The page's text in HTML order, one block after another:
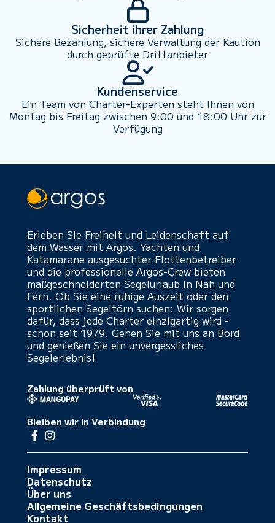
Sicherheit ihrer Zahlung
Sichere Bezahlung, sichere Verwaltung der Kaution
durch geprüfte Drittanbieter
Kundenservice
Ein Team von Charter-Experten steht Ihnen von
Montag bis Freitag zwischen 9:00 und 18:00 Uhr zur
Verfügung
Erleben Sie Freiheit und Leidenschaft auf
dem Wasser mit Argos. Yachten und
Katamarane ausgesuchter Flottenbetreiber
und die professionelle Argos-Crew bieten
maßgeschneiderten Segelurlaub in Nah und
Fern. Ob Sie eine ruhige Auszeit oder den
sportlichen Segeltörn suchen: Wir sorgen
dafür, dass jede Charter einzigartig wird -
schon seit 1979. Gehen Sie mit uns an Bord
und genießen Sie ein unvergessliches
Segelerlebnis!
Zahlung überprüft von
Bleiben wir in Verbindung
Impressum
Datenschutz
Über uns
Allgemeine Geschäftsbedingungen
Kontakt